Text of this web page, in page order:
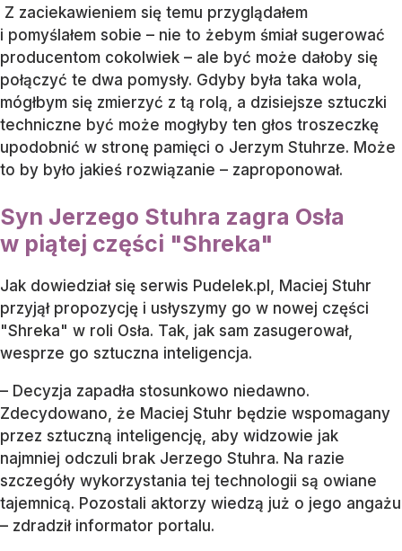
Z zaciekawieniem się temu przyglądałem
i pomyślałem sobie – nie to żebym śmiał sugerować
producentom cokolwiek – ale być może dałoby się
połączyć te dwa pomysły. Gdyby była taka wola,
mógłbym się zmierzyć z tą rolą, a dzisiejsze sztuczki
techniczne być może mogłyby ten głos troszeczkę
upodobnić w stronę pamięci o Jerzym Stuhrze. Może
to by było jakieś rozwiązanie – zaproponował.
Syn Jerzego Stuhra zagra Osła
w piątej części "Shreka"
Jak dowiedział się serwis Pudelek.pl, Maciej Stuhr
przyjął propozycję i usłyszymy go w nowej części
"Shreka" w roli Osła. Tak, jak sam zasugerował,
wesprze go sztuczna inteligencja.
– Decyzja zapadła stosunkowo niedawno.
Zdecydowano, że Maciej Stuhr będzie wspomagany
przez sztuczną inteligencję, aby widzowie jak
najmniej odczuli brak Jerzego Stuhra. Na razie
szczegóły wykorzystania tej technologii są owiane
tajemnicą. Pozostali aktorzy wiedzą już o jego angażu
– zdradził informator portalu.